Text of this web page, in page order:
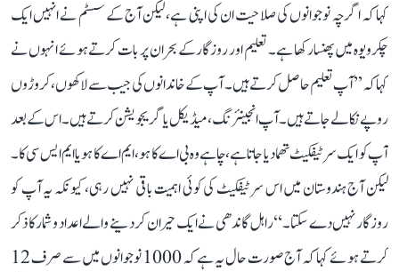
کہا کہ اگرچہ نوجوانوں کی صلاحیت ان کی اپنی ہے، لیکن آج کے سسٹم نے انہیں ایک
چکرویوہ میں پھنسا رکھا ہے۔ تعلیم اور روزگار کے بحران پر بات کرتے ہوئے انہوں نے
کہا کہ ’’آپ تعلیم حاصل کرتے ہیں۔ آپ کے خاندانوں کی جیب سے لاکھوں، کروڑوں
روپے نکالے جاتے ہیں۔ آپ انجینئرنگ، میڈیکل یا گریجویشن کرتے ہیں۔ اس کے بعد
آپ کو ایک سرٹیفکیٹ تھما دیا جاتا ہے، چاہے وہ بی اے کا ہو، ایم اے کا ہو یا ایم ایس سی کا۔
لیکن آج ہندوستان میں اس سرٹیفکیٹ کی کوئی اہمیت باقی نہیں رہی، کیونکہ یہ آپ کو
روزگار نہیں دے سکتا۔‘‘ راہل گاندھی نے ایک حیران کر دینے والے اعداد و شمار کا ذکر
کرتے ہوئے کہا کہ آج صورت حال یہ ہے کہ 1000 نوجوانوں میں سے صرف 12